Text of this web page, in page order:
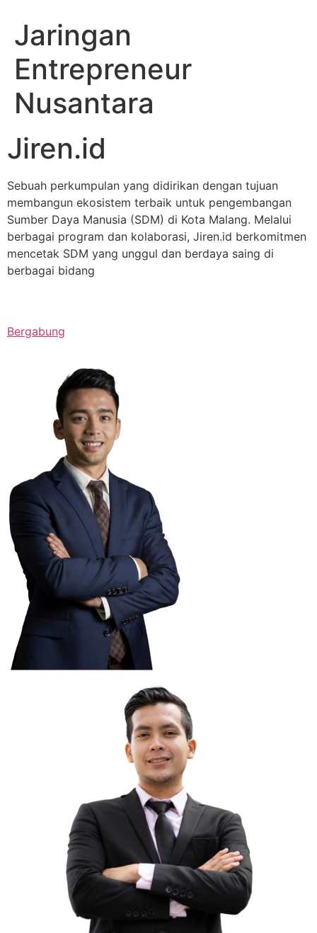
Jaringan
Entrepreneur
Nusantara
Jiren.id
Sebuah perkumpulan yang didirikan dengan tujuan
membangun ekosistem terbaik untuk pengembangan
Sumber Daya Manusia (SDM) di Kota Malang. Melalui
berbagai program dan kolaborasi, Jiren.id berkomitmen
mencetak SDM yang unggul dan berdaya saing di
berbagai bidang
Bergabung